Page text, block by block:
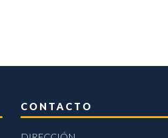
CONTACTO